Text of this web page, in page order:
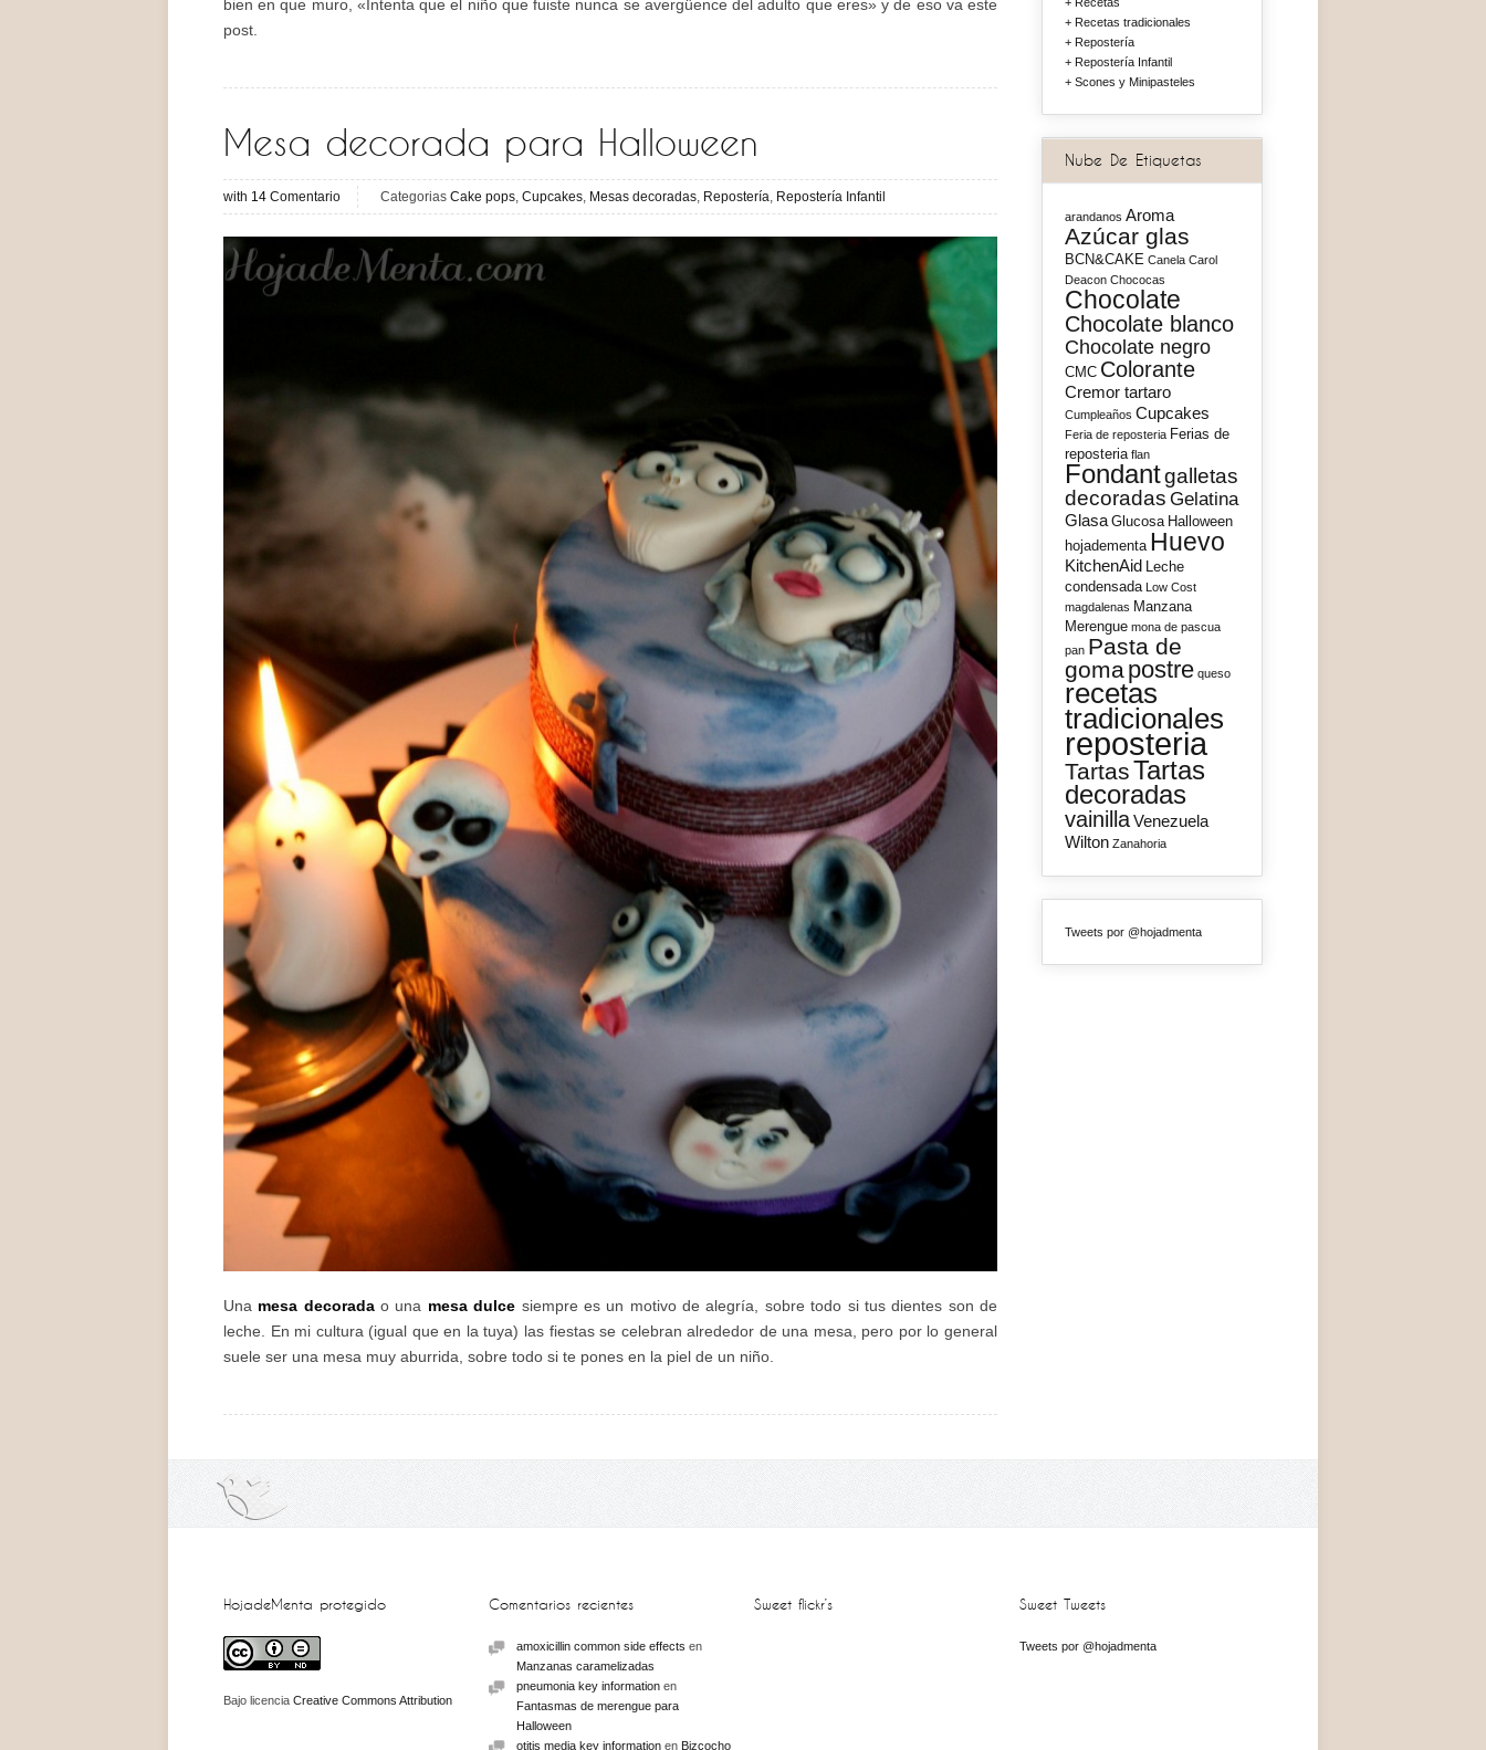
bien en que muro, «Intenta que el niño que fuiste nunca se avergüence del adulto que eres» y de eso va este
post.
Mesa decorada para Halloween
with 14 Comentario Categorias Cake pops, Cupcakes, Mesas decoradas, Repostería, Repostería Infantil
Una mesa decoradao una mesa dulce siempre es un motivo de alegría, sobre todo si tus dientes son de
leche. En mi cultura (igual que en la tuya) las fiestas se celebran alrededor de una mesa, pero por lo general
suele ser una mesa muy aburrida, sobre todo si te pones en la piel de un niño.
Recetas tradicionales
Repostería
Repostería Infantil
Scones y Minipasteles
Nube De Etiquetas
arandanos Aroma
Azúcar glas
BCN&CAKE Canela Carol
Deacon Chococas
Chocolate
Chocolate blanco
Chocolate negro
CMC Colorante
Cremor tartaro
Cumpleaños Cupcakes
Feria de reposteria Ferias de
reposteria flan
Fondantgalletas
decoradas Gelatina
Glasa Glucosa Halloween
hojadementa Huevo
KitchenAid Leche
condensada
Low Cost
magdalenas Manzana
Merengue mona de pascua
pan Pasta de
gomapostre queso
recetas
tradicionales
reposteria
TartasTartas
decoradas
vainillaVenezuela
Wilton Zanahoria
Tweets por @hojadmenta
HojadeMenta protegido
Bajo licencia Creative Commons Attribution
Comentarios recientes
amoxicillin common side effects en
Manzanas caramelizadas
pneumonia key information en
Fantasmas de merengue para
Halloween
otitis media key information en Bizcocho
Sweet flickr’s Sweet Tweets
Tweets por @hojadmenta